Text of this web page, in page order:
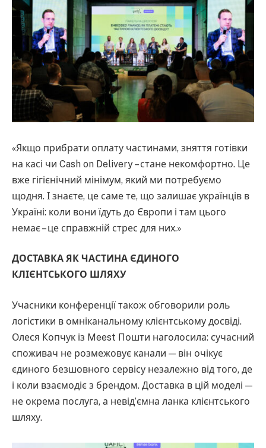
«Якщо прибрати оплату частинами, зняття готівки
на касі чи Cash on Delivery – стане некомфортно. Це
вже гігієнічний мінімум, який ми потребуємо
щодня. І знаєте, це саме те, що залишає українців в
Україні: коли вони їдуть до Європи і там цього
немає – це справжній стрес для них.»
ДОСТАВКА ЯК ЧАСТИНА ЄДИНОГО
КЛІЄНТСЬКОГО ШЛЯХУ
Учасники конференції також обговорили роль
логістики в омніканальному клієнтському досвіді.
Олеся Копчук із Meest Пошти наголосила: сучасний
споживач не розмежовує канали — він очікує
єдиного безшовного сервісу незалежно від того, де
і коли взаємодіє з брендом. Доставка в цій моделі —
не окрема послуга, а невід’ємна ланка клієнтського
шляху.